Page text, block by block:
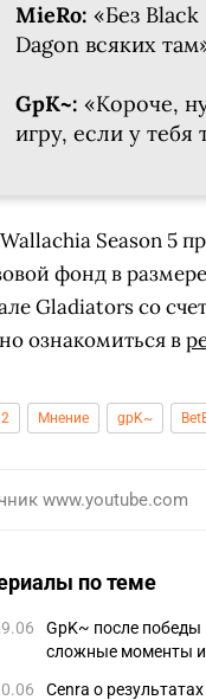
MieRo: «Без
Dagon всяких
GpK~: «Короче,
игру, если у тебя
Season 5
фонд в
Gladiators со
ознакомиться в
Мнение gpK~
www.youtube.com
по теме
GpK~ после победы
сложные моменты
Cenra о